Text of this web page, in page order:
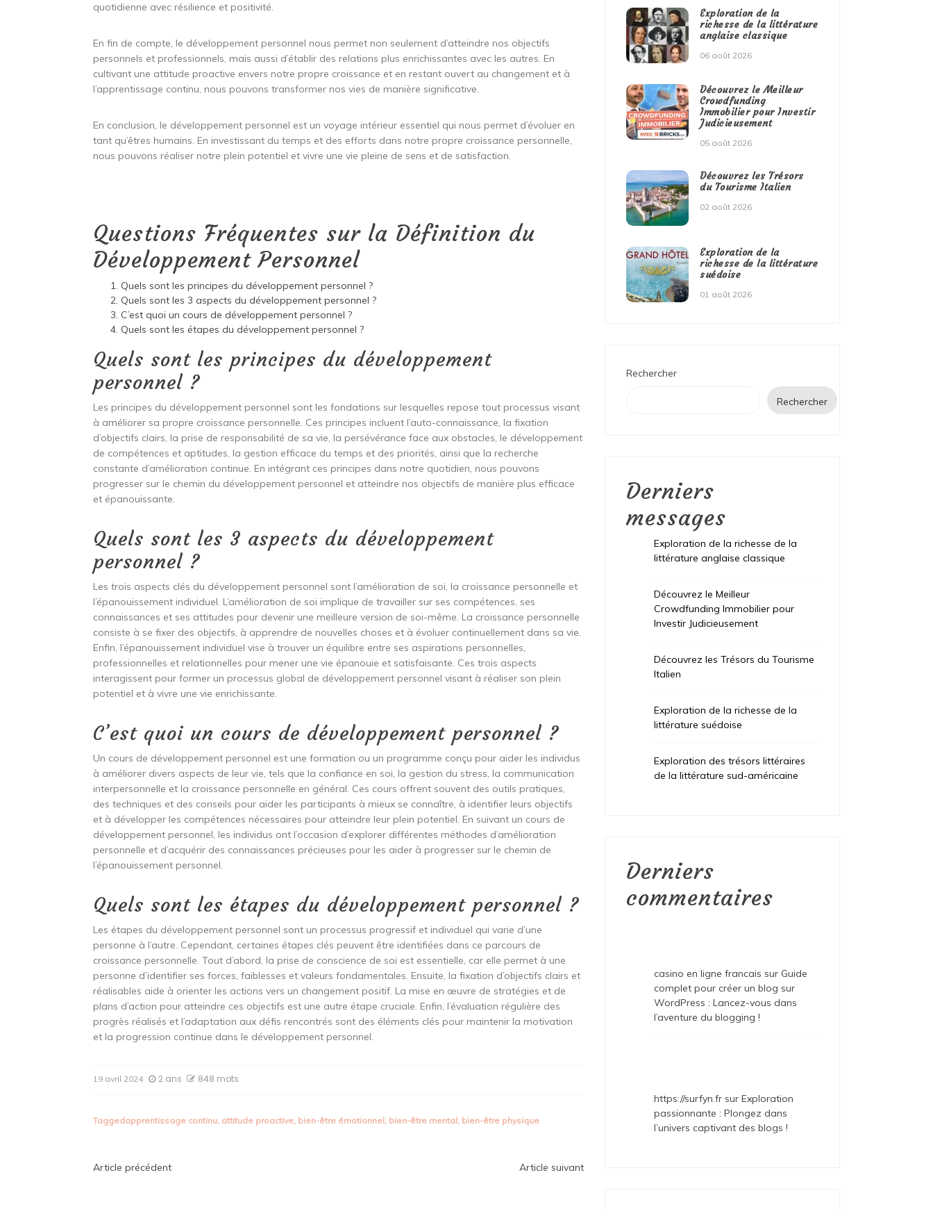
quotidienne avec résilience et positivité.
En fin de compte, le développement personnel nous permet non seulement d’atteindre nos objectifs
personnels et professionnels, mais aussi d’établir des relations plus enrichissantes avec les autres. En
cultivant une attitude proactive envers notre propre croissance et en restant ouvert au changement et à
l’apprentissage continu, nous pouvons transformer nos vies de manière significative.
En conclusion, le développement personnel est un voyage intérieur essentiel qui nous permet d’évoluer en
tant qu’êtres humains. En investissant du temps et des efforts dans notre propre croissance personnelle,
nous pouvons réaliser notre plein potentiel et vivre une vie pleine de sens et de satisfaction.
Questions Fréquentes sur la Définition du
Développement Personnel
Quels sont les principes du développement personnel ?
Quels sont les 3 aspects du développement personnel ?
C’est quoi un cours de développement personnel ?
Quels sont les étapes du développement personnel ?
Quels sont les principes du développement
personnel ?
Les principes du développement personnel sont les fondations sur lesquelles repose tout processus visant
à améliorer sa propre croissance personnelle. Ces principes incluent l’auto-connaissance, la fixation
d’objectifs clairs, la prise de responsabilité de sa vie, la persévérance face aux obstacles, le développement
de compétences et aptitudes, la gestion efficace du temps et des priorités, ainsi que la recherche
constante d’amélioration continue. En intégrant ces principes dans notre quotidien, nous pouvons
progresser sur le chemin du développement personnel et atteindre nos objectifs de manière plus efficace
et épanouissante.
Quels sont les 3 aspects du développement
personnel ?
Les trois aspects clés du développement personnel sont l’amélioration de soi, la croissance personnelle et
l’épanouissement individuel. L’amélioration de soi implique de travailler sur ses compétences, ses
connaissances et ses attitudes pour devenir une meilleure version de soi-même. La croissance personnelle
consiste à se fixer des objectifs, à apprendre de nouvelles choses et à évoluer continuellement dans sa vie.
Enfin, l’épanouissement individuel vise à trouver un équilibre entre ses aspirations personnelles,
professionnelles et relationnelles pour mener une vie épanouie et satisfaisante. Ces trois aspects
interagissent pour former un processus global de développement personnel visant à réaliser son plein
potentiel et à vivre une vie enrichissante.
C’est quoi un cours de développement personnel ?
Un cours de développement personnel est une formation ou un programme conçu pour aider les individus
à améliorer divers aspects de leur vie, tels que la confiance en soi, la gestion du stress, la communication
interpersonnelle et la croissance personnelle en général. Ces cours offrent souvent des outils pratiques,
des techniques et des conseils pour aider les participants à mieux se connaître, à identifier leurs objectifs
et à développer les compétences nécessaires pour atteindre leur plein potentiel. En suivant un cours de
développement personnel, les individus ont l’occasion d’explorer différentes méthodes d’amélioration
personnelle et d’acquérir des connaissances précieuses pour les aider à progresser sur le chemin de
l’épanouissement personnel.
Quels sont les étapes du développement personnel ?
Les étapes du développement personnel sont un processus progressif et individuel qui varie d’une
personne à l’autre. Cependant, certaines étapes clés peuvent être identifiées dans ce parcours de
croissance personnelle. Tout d’abord, la prise de conscience de soi est essentielle, car elle permet à une
personne d’identifier ses forces, faiblesses et valeurs fondamentales. Ensuite, la fixation d’objectifs clairs et
réalisables aide à orienter les actions vers un changement positif. La mise en œuvre de stratégies et de
plans d’action pour atteindre ces objectifs est une autre étape cruciale. Enfin, l’évaluation régulière des
progrès réalisés et l’adaptation aux défis rencontrés sont des éléments clés pour maintenir la motivation
et la progression continue dans le développement personnel.
19 avril 2024 2 ans 848 mots
Taggedapprentissage continu, attitude proactive, bien-être émotionnel, bien-être mental, bien-être physique
Navigation
Article précédent Article suivant
Exploration de la
richesse de la littérature
anglaise classique
06 août 2026
Découvrez le Meilleur
Crowdfunding
Immobilier pour Investir
Judicieusement
05 août 2026
Découvrez les Trésors
du Tourisme Italien
02 août 2026
Exploration de la
richesse de la littérature
suédoise
01 août 2026
Rechercher
Rechercher
Derniers
messages
Exploration de la richesse de la
littérature anglaise classique
Découvrez le Meilleur
Crowdfunding Immobilier pour
Investir Judicieusement
Découvrez les Trésors du Tourisme
Italien
Exploration de la richesse de la
littérature suédoise
Exploration des trésors littéraires
de la littérature sud-américaine
Derniers
commentaires
casino en ligne francais sur Guide
complet pour créer un blog sur
WordPress : Lancez-vous dans
l’aventure du blogging !
https://surfyn.fr surExploration
passionnante : Plongez dans
l’univers captivant des blogs !